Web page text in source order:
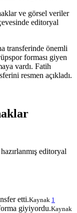
ve görsel veriler
editoryal
transferinde önemli
forması giyen
vardı. Fatih
resmen açıkladı.
editoryal
etti.Kaynak 1
giyiyordu.Kaynak